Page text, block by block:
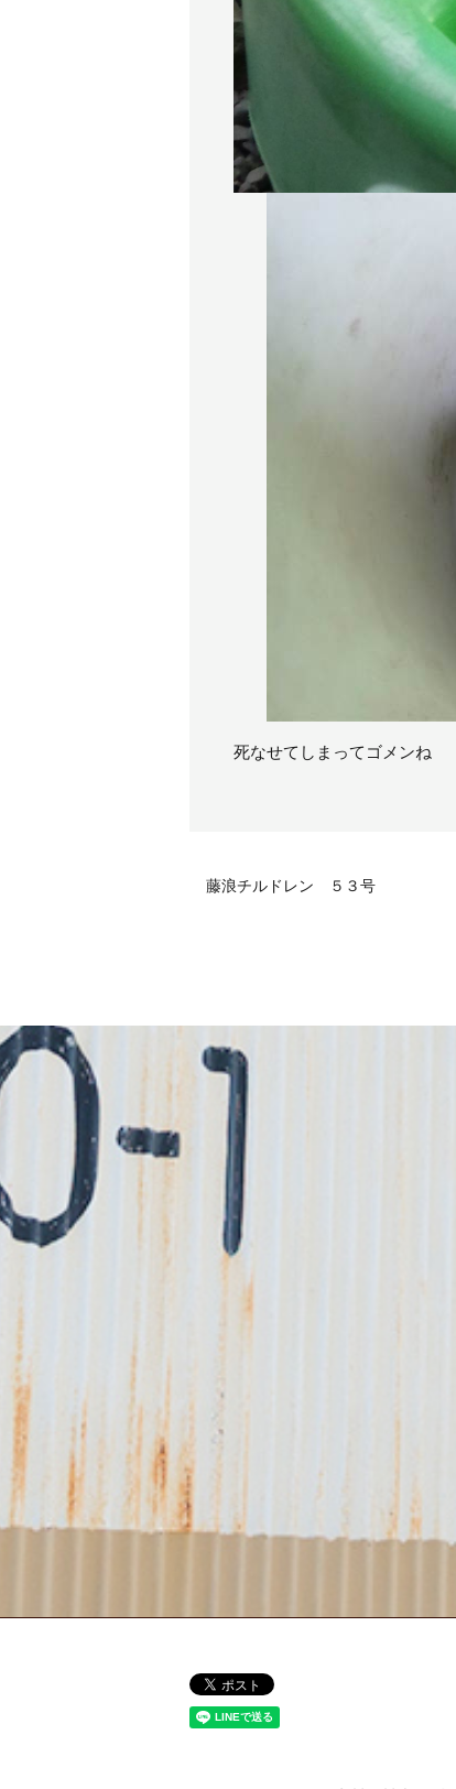
死なせてしまってゴメンね
藤浪チルドレン ５３号